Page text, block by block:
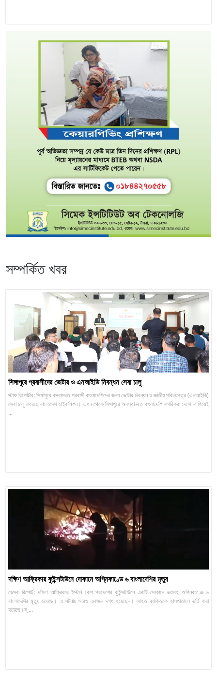
সম্পর্কিত খবর
সিঙ্গাপুরে প্রবাসীদের ভোটার ও এনআইডি নিবন্ধন সেবা চালু
স্টাফ রিপোর্টার: সিঙ্গাপুরে বসবাসরত প্রবাসী বাংলাদেশিদের জন্য ভোটার নিবন্ধন ও জাতীয় পরিচয়পত্র (এনআইডি)
সেবা চালু করেছে বাংলাদেশ হাইকমিশন। এখন থেকে সিঙ্গাপুরে অবস্থানরত বাংলাদেশি নাগরিকরা দেশে না গিয়েই
...
দক্ষিণ আফ্রিকার কুইন্সটাউনে দোকানে অগ্নিকাণ্ডে ৬ বাংলাদেশির মৃত্যু
ডেস্ক রিপোর্ট: দক্ষিণ আফ্রিকার ইস্টার্ন কেপ প্রদেশের কুইন্সটাউনে একটি দোকানে ভয়াবহ অগ্নিকাণ্ডে ৬
বাংলাদেশির মৃত্যু হয়েছে। এ ঘটনায় আরও একজন দগ্ধ হয়েছেন। আহত ব্যক্তিকে হাসপাতালে ভর্তি করা
হয়েছে।স্ ...